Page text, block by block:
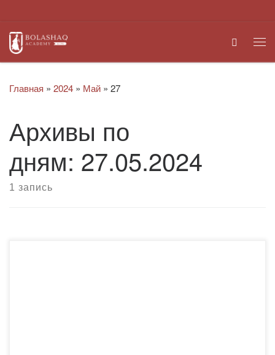
Search
Главная » 2024 » Май » 27
Архивы по
дням: 27.05.2024
1 запись